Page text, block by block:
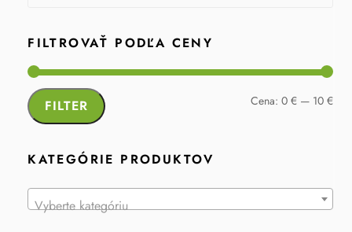
FILTROVAŤ PODĽA CENY
FILTER Cena: 0 €— 10 €
KATEGÓRIE PRODUKTOV
Vyberte kategóriu